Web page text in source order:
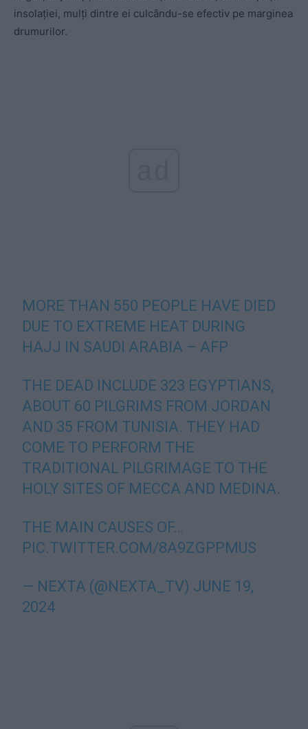
insolației, mulți dintre ei culcându-se efectiv pe marginea
drumurilor.
MORE THAN 550 PEOPLE HAVE DIED
DUE TO EXTREME HEAT DURING
HAJJ IN SAUDI ARABIA – AFP
THE DEAD INCLUDE 323 EGYPTIANS,
ABOUT 60 PILGRIMS FROM JORDAN
AND 35 FROM TUNISIA. THEY HAD
COME TO PERFORM THE
TRADITIONAL PILGRIMAGE TO THE
HOLY SITES OF MECCA AND MEDINA.
THE MAIN CAUSES OF…
PIC.TWITTER.COM/8A9ZGPPMUS
— NEXTA (@NEXTA_TV) JUNE 19,
2024